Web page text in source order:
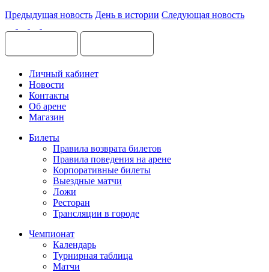
Предыдущая новость День в истории Следующая новость
Личный кабинет
Новости
Контакты
Об арене
Магазин
Билеты
Правила возврата билетов
Правила поведения на арене
Корпоративные билеты
Выездные матчи
Ложи
Ресторан
Трансляции в городе
Чемпионат
Календарь
Турнирная таблица
Матчи